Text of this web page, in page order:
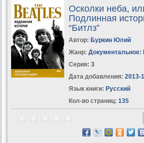
Осколки неба,
Подлинная
“Битлз”
Автор: Буркин Юлий
Жанр: Документальное:
Серия: 3
Дата добавления: 2013-
Язык книги: Русский
Кол-во страниц: 135